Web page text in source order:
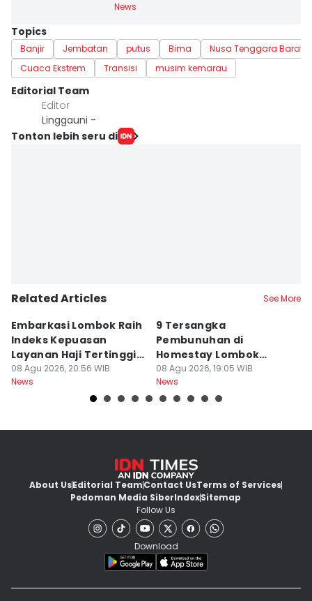
News
Topics
Banjir Jembatan putus Bima
Nusa Tenggara Barat
Cuaca Ekstrem
Transisi musim kemarau
Editorial Team
Editor
Linggauni -
Tonton lebih seru di
Related Articles See More
Embarkasi Lombok Raih
Indeks Kepuasan
Layanan Haji Tertinggi
Nasional
08 Agu 2026, 20:56 WIB
News
9 Tersangka
Pembunuhan di
Homestay Lombok
Barat Dilimpahkan ke
Jaksa
08 Agu 2026, 19:05 WIB
News
About UsEditorial TeamContact UsTerms of Services
Pedoman Media SiberIndexSitemap
Follow Us
Download